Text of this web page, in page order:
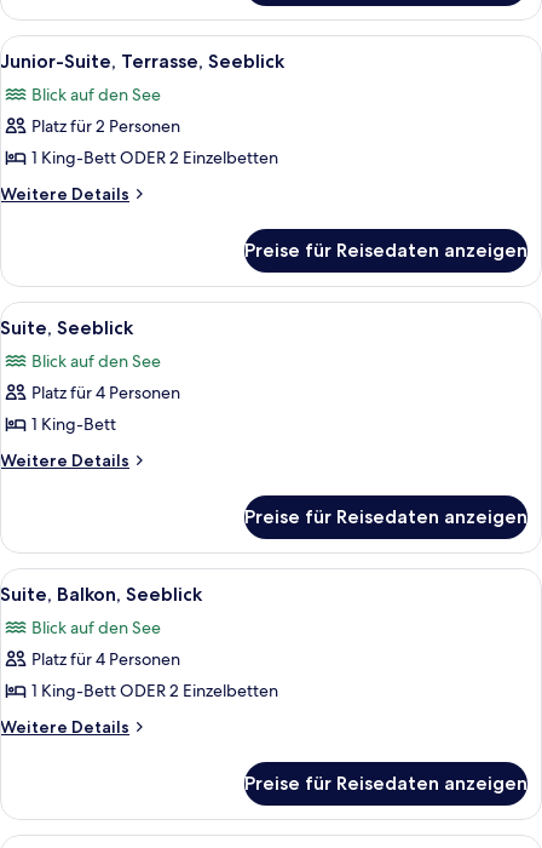
Suite,
Balkon,
Seeblick
Alle
Fotos
für
Junior-
Suite,
Terrasse,
Eine Terrasse mit Essplatz, Blick auf
5
Junior-Suite, Terrasse, Seeblick
Blick auf den See
Platz für 2 Personen
1 King-Bett ODER 2 Einzelbetten
Weitere Details
Weitere
Suite,
Terrasse,
Seeblick
Preise für Reisedaten anzeigen
Alle
Fotos
für
Suite,
Seeblick
anzeigen
Ein großes Bett mit Kopfteil, zwei
7
Suite, Seeblick
Blick auf den See
Platz für 4 Personen
1 King-Bett
Weitere Details
Weitere
Seeblick
Preise für Reisedaten anzeigen
Alle
Fotos
für
Suite,
Balkon,
Seeblick
Ein großes Bett mit Kopfteil, zwei
12
Suite, Balkon, Seeblick
Blick auf den See
Platz für 4 Personen
1 King-Bett ODER 2 Einzelbetten
Weitere Details
Weitere
Balkon,
Seeblick
Preise für Reisedaten anzeigen
Eine Terrasse mit Korbmöbeln,